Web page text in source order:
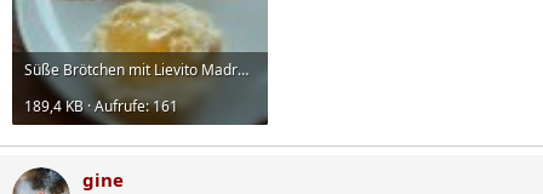
Süße Brötchen mit Lievito Madre-08.jpg
189,4 KB · Aufrufe: 161
gine